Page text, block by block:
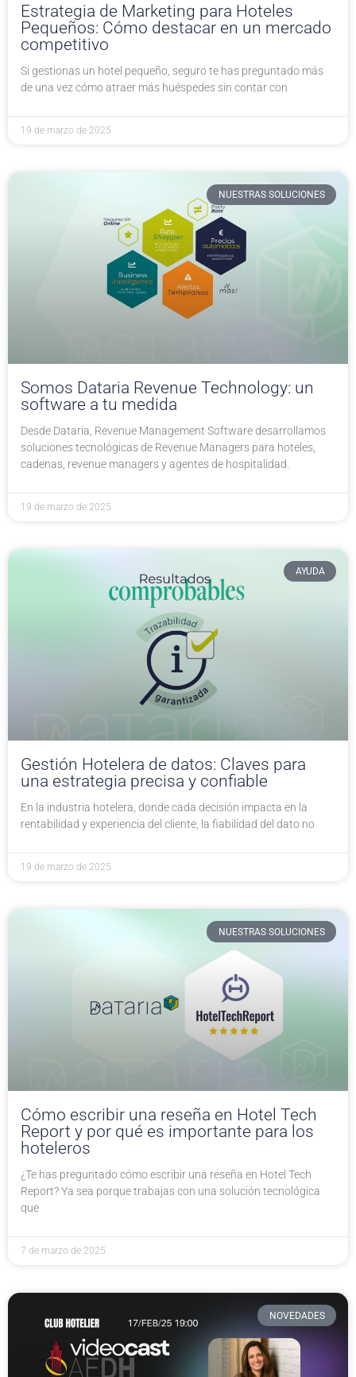
Estrategia de Marketing para Hoteles
Pequeños: Cómo destacar en un mercado
competitivo
Si gestionas un hotel pequeño, seguro te has preguntado más
de una vez cómo atraer más huéspedes sin contar con
19 de marzo de 2025
NUESTRAS SOLUCIONES
Somos Dataria Revenue Technology: un
software a tu medida
Desde Dataria, Revenue Management Software desarrollamos
soluciones tecnológicas de Revenue Managers para hoteles,
cadenas, revenue managers y agentes de hospitalidad.
19 de marzo de 2025
AYUDA
Gestión Hotelera de datos: Claves para
una estrategia precisa y confiable
En la industria hotelera, donde cada decisión impacta en la
rentabilidad y experiencia del cliente, la fiabilidad del dato no
19 de marzo de 2025
NUESTRAS SOLUCIONES
Cómo escribir una reseña en Hotel Tech
Report y por qué es importante para los
hoteleros
¿Te has preguntado cómo escribir una reseña en Hotel Tech
Report? Ya sea porque trabajas con una solución tecnológica
que
7 de marzo de 2025
NOVEDADES